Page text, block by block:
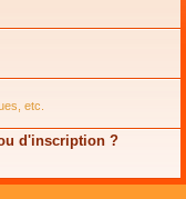
etc.
d'inscription ?